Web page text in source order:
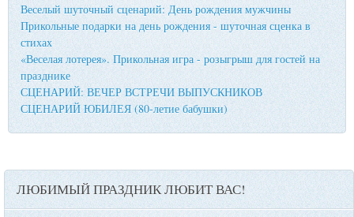
Веселый шуточный сценарий: День рождения мужчины
Прикольные подарки на день рождения - шуточная сценка в
стихах
«Веселая лотерея». Прикольная игра - розыгрыш для гостей на
празднике
СЦЕНАРИЙ: ВЕЧЕР ВСТРЕЧИ ВЫПУСКНИКОВ
СЦЕНАРИЙ ЮБИЛЕЯ (80-летие бабушки)
ЛЮБИМЫЙ ПРАЗДНИК ЛЮБИТ ВАС!